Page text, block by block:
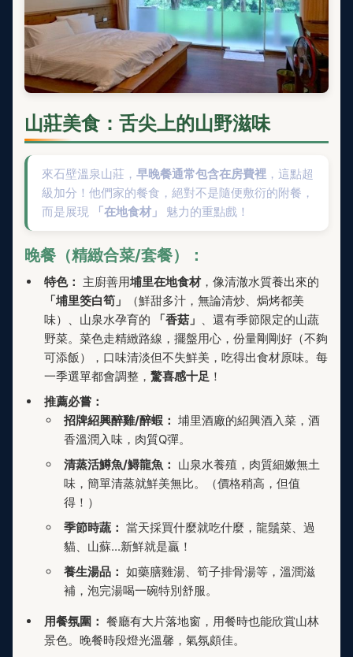
山莊美食：舌尖上的山野滋味
來石壁溫泉山莊， 早晚餐通常包含在房費裡 ，這點超
級加分！他們家的餐食，絕對不是隨便敷衍的附餐，
而是展現
「在地食材」 魅力的重點戲！
晚餐（精緻合菜/套餐）：
特色： 主廚善用埔里在地食材，像清澈水質養出來的
「埔里筊白筍」
（鮮甜多汁，無論清炒、焗烤都美
味）、山泉水孕育的
「香菇」 、還有季節限定的山蔬
野菜。菜色走精緻路線，擺盤用心，份量剛剛好（不夠
可添飯），口味清淡但不失鮮美，吃得出食材原味。每
一季選單都會調整， 驚喜感十足 ！
推薦必嘗：
招牌紹興醉雞/醉蝦： 埔里酒廠的紹興酒入菜，酒
香溫潤入味，肉質Q彈。
清蒸活鱒魚/鱘龍魚： 山泉水養殖，肉質細嫩無土
味，簡單清蒸就鮮美無比。（價格稍高，但值
得！）
季節時蔬： 當天採買什麼就吃什麼，龍鬚菜、過
貓、山蘇...新鮮就是贏！
養生湯品： 如藥膳雞湯、筍子排骨湯等，溫潤滋
補，泡完湯喝一碗特別舒服。
用餐氛圍： 餐廳有大片落地窗，用餐時也能欣賞山林
景色。晚餐時段燈光溫馨，氣氛頗佳。